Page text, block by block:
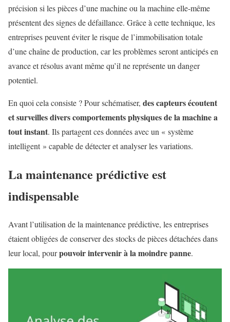
précision si les pièces d’une machine ou la machine elle-même
présentent des signes de défaillance. Grâce à cette technique, les
entreprises peuvent éviter le risque de l’immobilisation totale
d’une chaîne de production, car les problèmes seront anticipés en
avance et résolus avant même qu’il ne représente un danger
potentiel.
En quoi cela consiste ? Pour schématiser, des capteurs écoutent
et surveilles divers comportements physiques de la machine a
tout instant. Ils partagent ces données avec un « système
intelligent » capable de détecter et analyser les variations.
La maintenance prédictive est
indispensable
Avant l’utilisation de la maintenance prédictive, les entreprises
étaient obligées de conserver des stocks de pièces détachées dans
leur local, pourpouvoir intervenir à la moindre panne.